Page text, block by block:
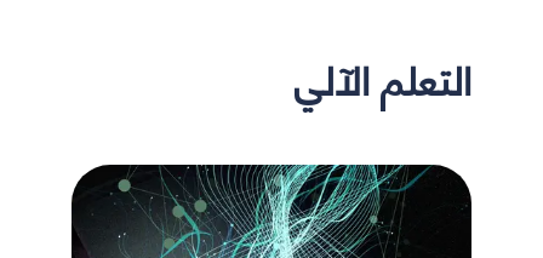
التعلم الآلي